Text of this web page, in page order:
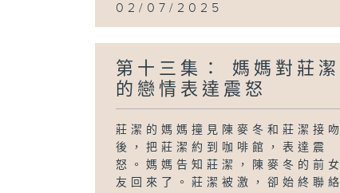
02/07/2025
第十三集： 媽媽對莊潔
的戀情表達震怒
莊潔的媽媽撞見陳麥冬和莊潔接吻
後，把莊潔約到咖啡館，表達震
怒。媽媽告知莊潔，陳麥冬的前女
友回來了。莊潔被激，卻始終聯絡